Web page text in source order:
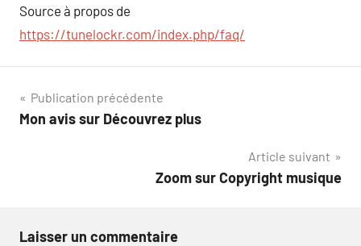
Source à propos de
https://tunelockr.com/index.php/faq/
Navigation
de
Publication précédente
Mon avis sur Découvrez plus
Article suivant
Zoom sur Copyright musique
Laisser un commentaire